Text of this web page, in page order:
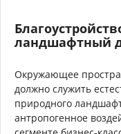
ландшафтный
Окружающее
должно служить
природного
антропогенное